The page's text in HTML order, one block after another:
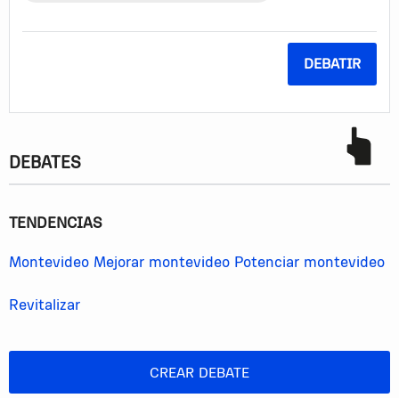
DEBATIR
DEBATES
TENDENCIAS
Montevideo Mejorar montevideo Potenciar montevideo
Revitalizar
CREAR DEBATE